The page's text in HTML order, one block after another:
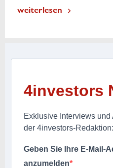
weiterlesen
4investors
Exklusive Interviews
der 4investors-
Geben Sie Ihre E-Mail-
anzumelden